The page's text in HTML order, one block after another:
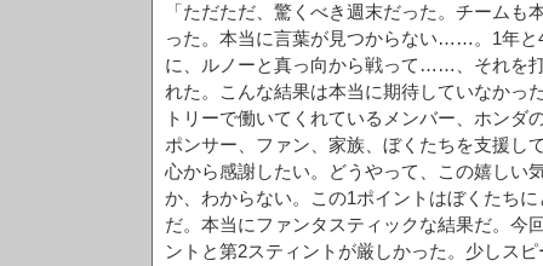
「ただただ、驚くべき週末だった。チームも
った。本当に言葉が見つからない……。1年と
に、ルノーと真っ向から戦って……、それを
れた。こんな結果は本当に期待していなかっ
トリーで働いてくれているメンバー、ホンダ
ポンサー、ファン、家族、ぼくたちを支援し
心から感謝したい。どうやって、この嬉しい
か、わからない。この1ポイントはぼくたち
だ。本当にファンタスティックな結果だ。今
ントと第2スティントが厳しかった。少しス